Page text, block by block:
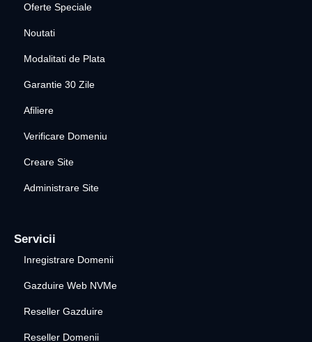
Oferte Speciale
Noutati
Modalitati de Plata
Garantie 30 Zile
Afiliere
Verificare Domeniu
Creare Site
Administrare Site
Servicii
Inregistrare Domenii
Gazduire Web NVMe
Reseller Gazduire
Reseller Domenii